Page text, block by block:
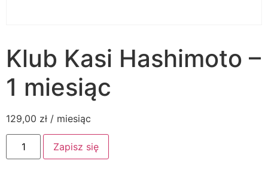
Klub Kasi Hashimoto –
1 miesiąc
129,00 zł / miesiąc
ilość
Klub
Kasi
Zapisz się